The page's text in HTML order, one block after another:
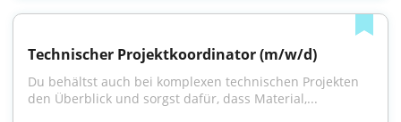
Technischer Projektkoordinator (m/w/d)
Du behältst auch bei komplexen technischen Projekten
den Überblick und sorgst dafür, dass Material,...